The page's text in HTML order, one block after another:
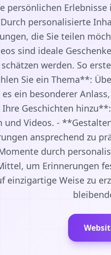
persönlichen
personalisierte
die Sie teilen
sind ideale
werden. So
Sie ein Thema**:
ein besonderer
Geschichten
und Videos. -
ansprechend zu
durch
um Erinnerungen
einzigartige Weise zu